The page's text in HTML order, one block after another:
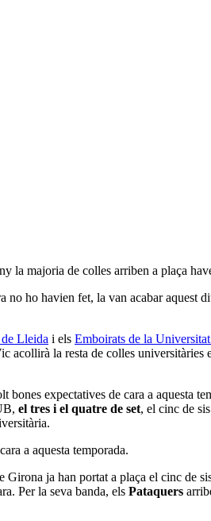
majoria de colles arriben a plaça
no ho havien fet, la van acabar aquest
Lleida i els Emboirats de la
acollirà la resta de colles universitàries
expectatives de cara a aquesta
el tres i el quatre de set, el cinc de
a aquesta temporada.
ja han portat a plaça el cinc de
Per la seva banda, els Pataquers